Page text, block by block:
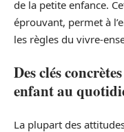
de la petite enfance.
éprouvant, permet à
les règles du vivre-
Des clés
enfant au
La plupart des